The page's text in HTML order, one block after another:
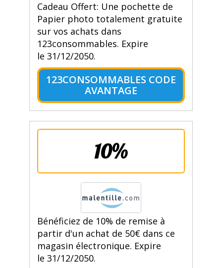
Cadeau Offert: Une pochette de
Papier photo totalement gratuite
sur vos achats dans
123consommables. Expire
le 31/12/2050.
123CONSOMMABLES CODE
AVANTAGE
10%
Bénéficiez de 10% de remise à
partir d'un achat de 50€ dans ce
magasin électronique. Expire
le 31/12/2050.